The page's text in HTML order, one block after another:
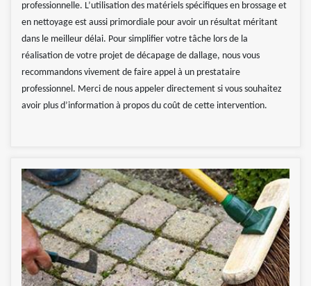
professionnelle. L’utilisation des matériels spécifiques en brossage et
en nettoyage est aussi primordiale pour avoir un résultat méritant
dans le meilleur délai. Pour simplifier votre tâche lors de la
réalisation de votre projet de décapage de dallage, nous vous
recommandons vivement de faire appel à un prestataire
professionnel. Merci de nous appeler directement si vous souhaitez
avoir plus d’information à propos du coût de cette intervention.